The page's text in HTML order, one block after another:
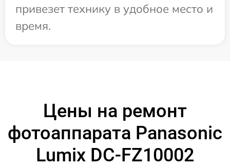
привезет технику в удобное место и
время.
Цены на ремонт
фотоаппарата Panasonic
Lumix DC-FZ10002